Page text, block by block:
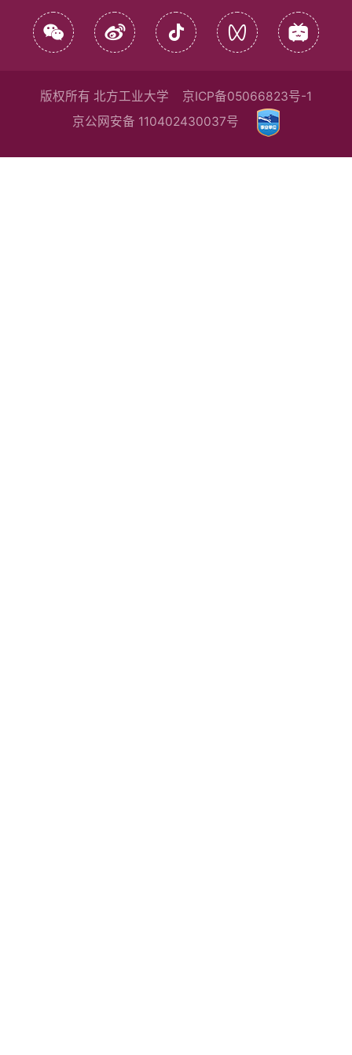
版权所有 北方工业大学
京ICP备05066823号-1
京公网安备 110402430037号